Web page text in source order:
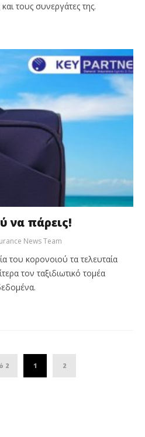
τους συνεργάτες της.
να πάρεις!
News Team
του κορονοιού τα τελευταία
τον ταξιδιωτικό τομέα
2 1 2